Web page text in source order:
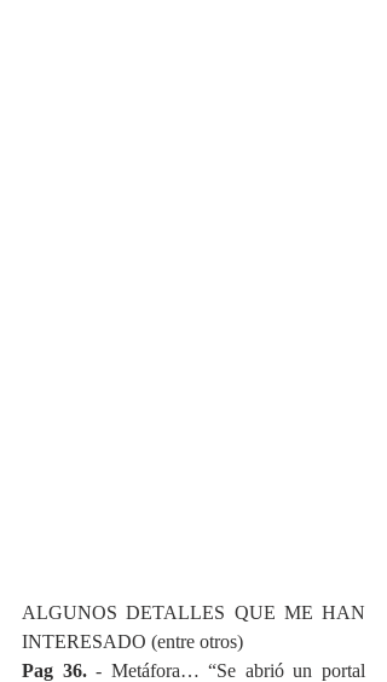
ALGUNOS DETALLES QUE ME HAN
INTERESADO (entre otros)
Pag 36. - Metáfora… “Se abrió un portal